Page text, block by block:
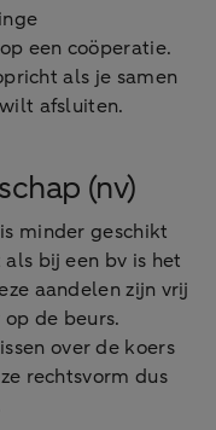
een coöperatie.
als je samen
afsluiten.
(nv)
minder geschikt
bij een bv is het
aandelen zijn vrij
de beurs.
over de koers
rechtsvorm dus